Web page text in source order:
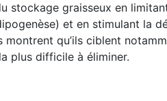
stockage graisseux en
et en stimulant la
montrent qu’ils ciblent
plus difficile à éliminer.